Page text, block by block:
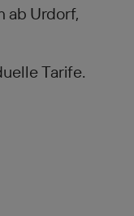
ab Urdorf,
Tarife.